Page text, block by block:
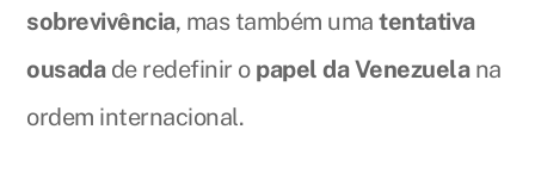
sobrevivência, mas também umatentativa
ousadade redefinir o papel da Venezuelana
ordem internacional.